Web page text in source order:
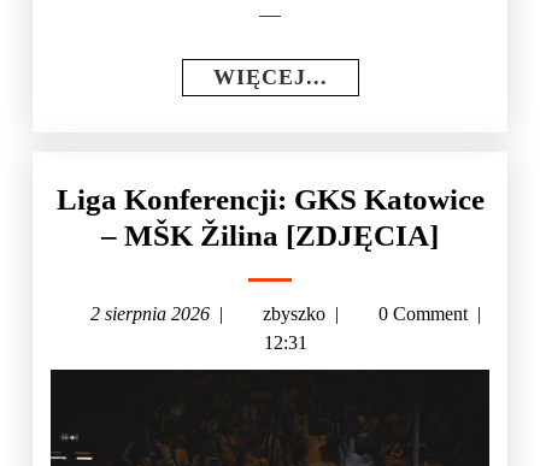
WIĘCEJ...
Liga Konferencji: GKS Katowice
– MŠK Žilina [ZDJĘCIA]
2 sierpnia 2026 | zbyszko | 0 Comment |
12:31